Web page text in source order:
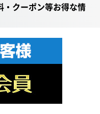
・クーポン等お得な情